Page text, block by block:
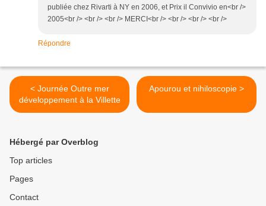
publiée chez Rivarti à NY en 2006, et Prix il Convivio en<br />
2005<br /> <br /> <br /> MERCI<br /> <br /> <br /> <br />
Répondre
< Journée Outre mer
développement à la Villette
Apourou et nihiloscopie >
Hébergé par Overblog
Top articles
Pages
Contact